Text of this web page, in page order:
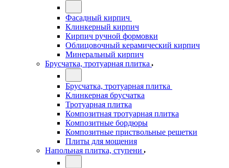
Фасадный кирпич
Клинкерный кирпич
Кирпич ручной формовки
Облицовочный керамический кирпич
Минеральный кирпич
Брусчатка, тротуарная плитка
Брусчатка, тротуарная плитка
Клинкерная брусчатка
Тротуарная плитка
Композитная тротуарная плитка
Композитные бордюры
Композитные приствольные решетки
Плиты для мощения
Напольная плитка, ступени